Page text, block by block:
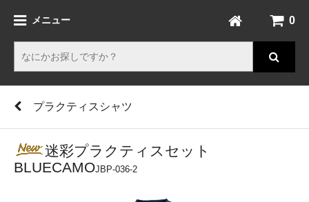
メニュー 0
プラクティスシャツ
迷彩プラクティスセット
BLUECAMOJBP-036-2